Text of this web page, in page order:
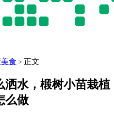
食 > 正文
洒水，椴树小苗栽植
么做